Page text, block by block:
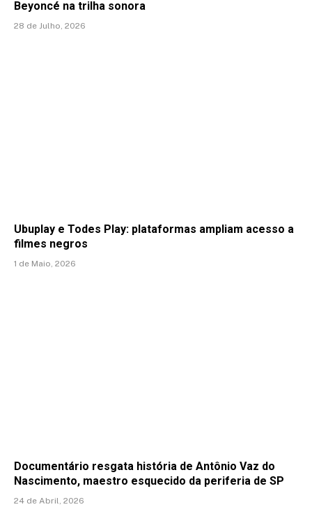
Beyoncé na trilha sonora
28 de Julho, 2026
Ubuplay e Todes Play: plataformas ampliam acesso a
filmes negros
1 de Maio, 2026
Documentário resgata história de Antônio Vaz do
Nascimento, maestro esquecido da periferia de SP
24 de Abril, 2026